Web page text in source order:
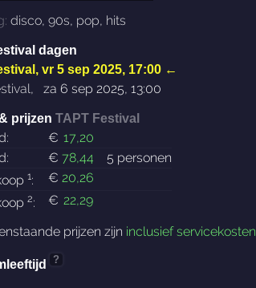
disco, 90s, pop, hits
dagen
, vr 5 sep 2025, 17:00←
, za 6 sep 2025, 13:00
prijzen TAPT Festival
€ 17,20
€ 78,44
5 personen
1: € 20,26
2: € 22,29
prijzen zijn inclusief servicekosten
?